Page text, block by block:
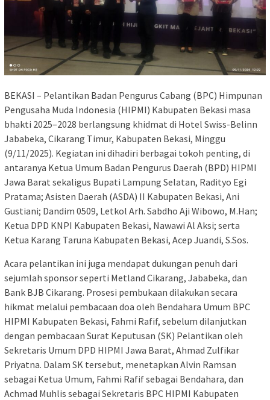
BEKASI – Pelantikan Badan Pengurus Cabang (BPC) Himpunan
Pengusaha Muda Indonesia (HIPMI) Kabupaten Bekasi masa
bhakti 2025–2028 berlangsung khidmat di Hotel Swiss-Belinn
Jababeka, Cikarang Timur, Kabupaten Bekasi, Minggu
(9/11/2025). Kegiatan ini dihadiri berbagai tokoh penting, di
antaranya Ketua Umum Badan Pengurus Daerah (BPD) HIPMI
Jawa Barat sekaligus Bupati Lampung Selatan, Radityo Egi
Pratama; Asisten Daerah (ASDA) II Kabupaten Bekasi, Ani
Gustiani; Dandim 0509, Letkol Arh. Sabdho Aji Wibowo, M.Han;
Ketua DPD KNPI Kabupaten Bekasi, Nawawi Al Aksi; serta
Ketua Karang Taruna Kabupaten Bekasi, Acep Juandi, S.Sos.
Acara pelantikan ini juga mendapat dukungan penuh dari
sejumlah sponsor seperti Metland Cikarang, Jababeka, dan
Bank BJB Cikarang. Prosesi pembukaan dilakukan secara
hikmat melalui pembacaan doa oleh Bendahara Umum BPC
HIPMI Kabupaten Bekasi, Fahmi Rafif, sebelum dilanjutkan
dengan pembacaan Surat Keputusan (SK) Pelantikan oleh
Sekretaris Umum DPD HIPMI Jawa Barat, Ahmad Zulfikar
Priyatna. Dalam SK tersebut, menetapkan Alvin Ramsan
sebagai Ketua Umum, Fahmi Rafif sebagai Bendahara, dan
Achmad Muhlis sebagai Sekretaris BPC HIPMI Kabupaten